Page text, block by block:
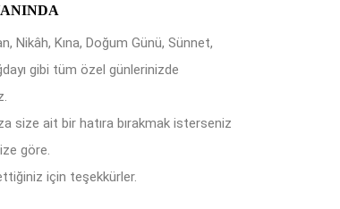
Nikâh, Kına, Doğum Günü, Sünnet,
gibi tüm özel günlerinizde
size ait bir hatıra bırakmak isterseniz
göre.
için teşekkürler.